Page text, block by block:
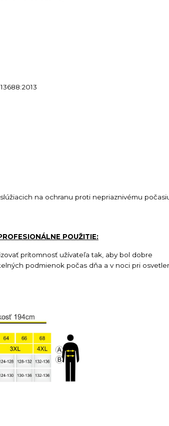
na ochranu proti nepriaznivému
POUŽITIE:
prítomnosť užívateľa tak, aby bol dobre
podmienok počas dňa a v noci pri